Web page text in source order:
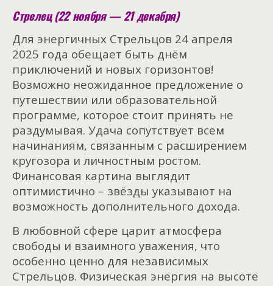
Стрелец (22 ноября — 21 декабря)
Для энергичных Стрельцов 24 апреля
2025 года обещает быть днём
приключений и новых горизонтов!
Возможно неожиданное предложение о
путешествии или образовательной
программе, которое стоит принять не
раздумывая. Удача сопутствует всем
начинаниям, связанным с расширением
кругозора и личностным ростом.
Финансовая картина выглядит
оптимистично – звёзды указывают на
возможность дополнительного дохода.
В любовной сфере царит атмосфера
свободы и взаимного уважения, что
особенно ценно для независимых
Стрельцов. Физическая энергия на высоте